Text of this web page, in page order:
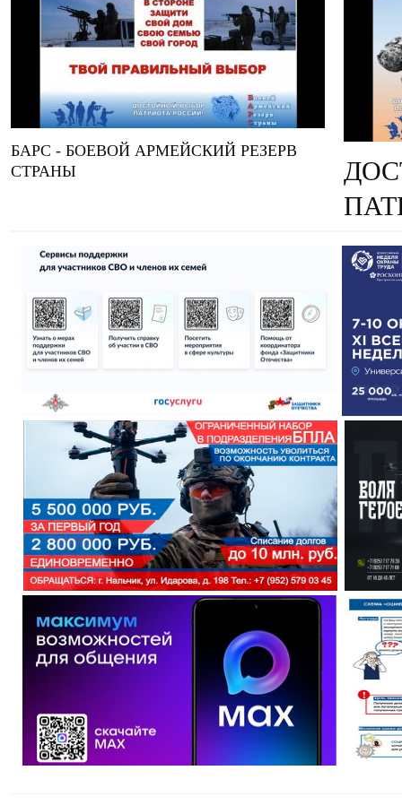
БАРС - БОЕВОЙ АРМЕЙСКИЙ РЕЗЕРВ
СТРАНЫ